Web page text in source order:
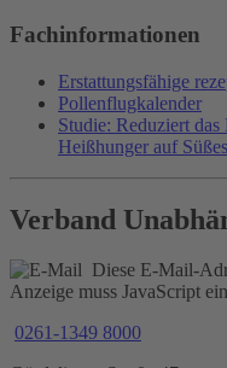
Fachinformationen
Erstattungsfähige
Pollenflugkalender
Studie: Reduziert
Heißhunger auf
Verband
Diese E-Mail-
Anzeige muss JavaScript
0261-1349 8000